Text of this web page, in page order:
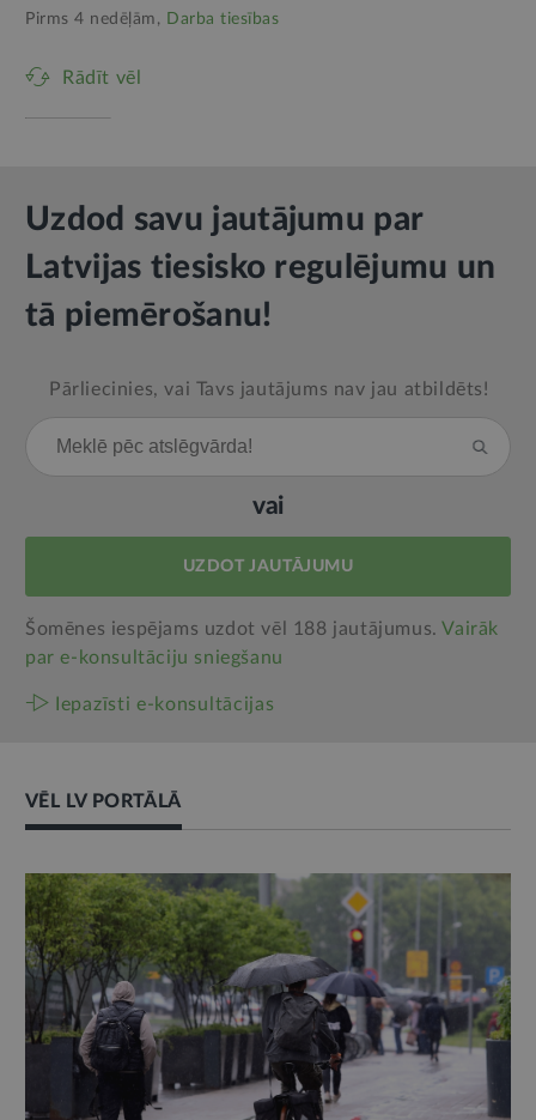
Pirms 4 nedēļām, Darba tiesības
Rādīt vēl
Uzdod savu jautājumu par
Latvijas tiesisko regulējumu un
tā piemērošanu!
Pārliecinies, vai Tavs jautājums nav jau atbildēts!
vai
UZDOT JAUTĀJUMU
Šomēnes iespējams uzdot vēl 188 jautājumus.Vairāk
par e‑konsultāciju sniegšanu
Iepazīsti e-konsultācijas
VĒL LV PORTĀLĀ